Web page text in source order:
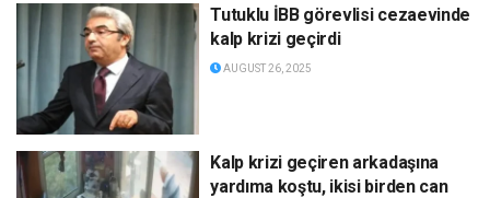
Tutuklu İBB görevlisi cezaevinde
kalp krizi geçirdi
AUGUST 26, 2025
Kalp krizi geçiren arkadaşına
yardıma koştu, ikisi birden can